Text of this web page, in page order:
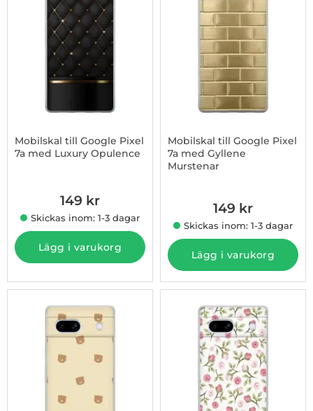
Mobilskal till Google Pixel
7a med Luxury Opulence
149 kr
Skickas inom: 1-3 dagar
Lägg i varukorg
Mobilskal till Google Pixel
7a med Gyllene
Murstenar
149 kr
Skickas inom: 1-3 dagar
Lägg i varukorg